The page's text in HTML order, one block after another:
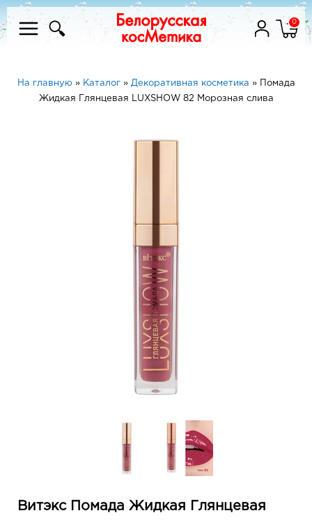
0
На главную» Каталог» Декоративная косметика »
Помада
Жидкая Глянцевая LUXSHOW 82 Морозная слива
Витэкс Помада Жидкая Глянцевая